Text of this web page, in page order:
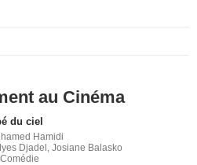
au Cinéma
du ciel
Hamidi
Djadel, Josiane Balasko